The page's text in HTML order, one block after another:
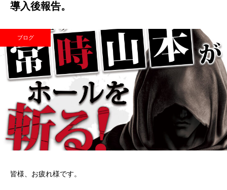
導入後報告。
ブログ
皆様、お疲れ様です。